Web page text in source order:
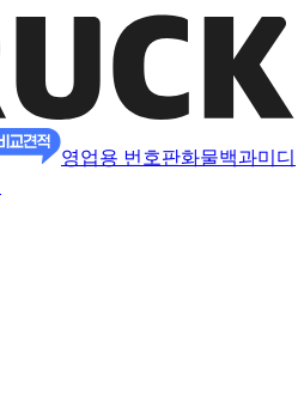
영업용 번호판화물백과미디